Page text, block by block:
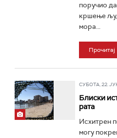
поручио
кршење
мора...
Прочитај
СУБОТА, 22.
Блиски
рата
Исхитрен
могу